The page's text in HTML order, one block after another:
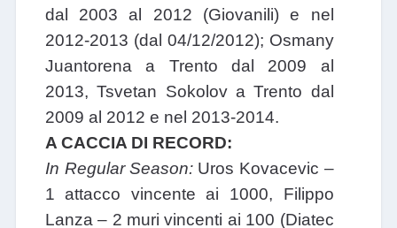
dal 2003 al 2012 (Giovanili) e nel
2012-2013 (dal 04/12/2012); Osmany
Juantorena a Trento dal 2009 al
2013, Tsvetan Sokolov a Trento dal
2009 al 2012 e nel 2013-2014.
A CACCIA DI RECORD:
In Regular Season: Uros Kovacevic –
1 attacco vincente ai 1000, Filippo
Lanza – 2 muri vincenti ai 100 (Diatec